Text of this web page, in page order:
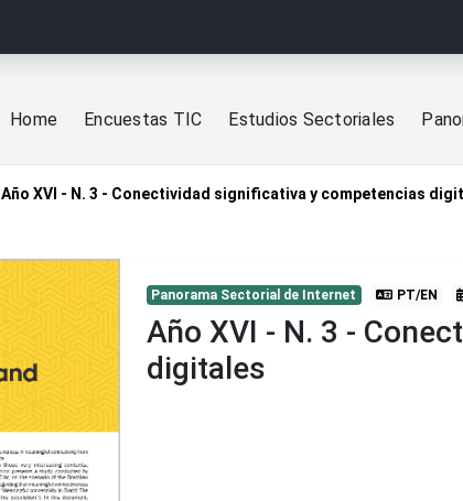
Home Encuestas TIC Estudios Sectoriales
Año XVI - N. 3 - Conectividad significativa y competencias
Panorama Sectorial de Internet PT/EN
Año XVI - N. 3 -
digitales